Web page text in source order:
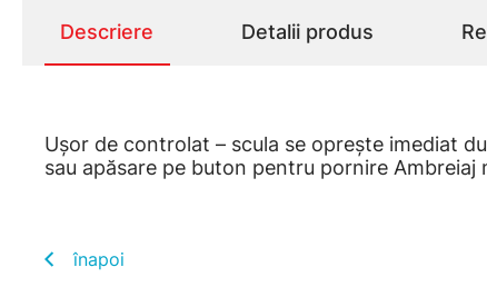
Descriere Detalii produs
Uşor de controlat – scula se opreşte imediat
sau apăsare pe buton pentru pornire
înapoi